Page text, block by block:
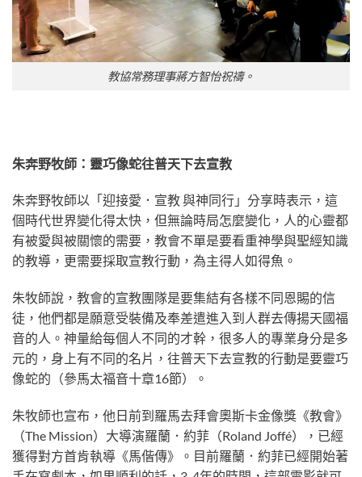
教協常務理事蔣方智怡祝禱。
朱奔野牧師：靈巧像蛇往普天下去宣教
朱奔野牧師以「迎接愛．宣教 與神同行」分享時表示，這
個時代世界變化得太快，但無論時局怎麼變化，人的心靈都
有被愛與被關懷的需要，教會不單是要看重神學與聖經知識
的教導，更需要採取宣教行動，為主得人如得魚。
朱牧師說，教會的宣教團隊是要集結有各樣不同恩賜的信
徒，他們都是願意受裝備及奉差遣進入到人群去傳揚天國福
音的人。神量給每個人不同的才幹，很多人的專業身分是多
元的，身上有不同的名片，往普天下去宣教的行動是要靈巧
像蛇的（參馬太福音十章16節）。
朱牧師也宣布，他日前到羅馬去拜會奧斯卡金像獎《教會》
（The Mission）大導演羅蘭．約菲（Roland Joffé），已經
獲得對方首肯執導《馬偕傳》。目前羅蘭．約菲已經開始著